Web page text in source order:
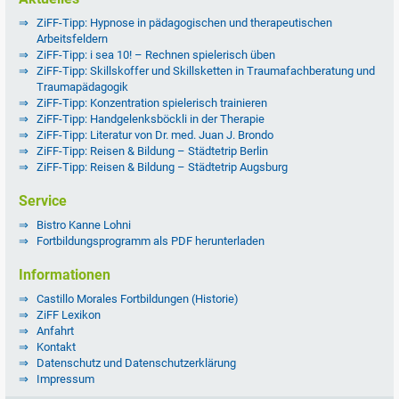
ZiFF-Tipp: Hypnose in pädagogischen und therapeutischen
Arbeitsfeldern
ZiFF-Tipp: i sea 10! – Rechnen spielerisch üben
ZiFF-Tipp: Skillskoffer und Skillsketten in Traumafachberatung und
Traumapädagogik
ZiFF-Tipp: Konzentration spielerisch trainieren
ZiFF-Tipp: Handgelenksböckli in der Therapie
ZiFF-Tipp: Literatur von Dr. med. Juan J. Brondo
ZiFF-Tipp: Reisen & Bildung – Städtetrip Berlin
ZiFF-Tipp: Reisen & Bildung – Städtetrip Augsburg
Service
Bistro Kanne Lohni
Fortbildungsprogramm als PDF herunterladen
Informationen
Castillo Morales Fortbildungen (Historie)
ZiFF Lexikon
Anfahrt
Kontakt
Datenschutz und Datenschutzerklärung
Impressum